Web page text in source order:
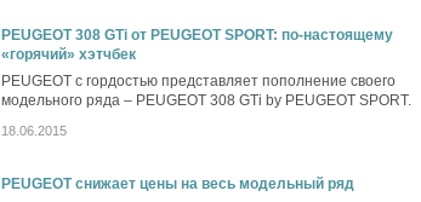
PEUGEOT 308 GTi от PEUGEOT SPORT: по-настоящему
«горячий» хэтчбек
PEUGEOT с гордостью представляет пополнение своего
модельного ряда – PEUGEOT 308 GTi by PEUGEOT SPORT.
18.06.2015
PEUGEOT снижает цены на весь модельный ряд